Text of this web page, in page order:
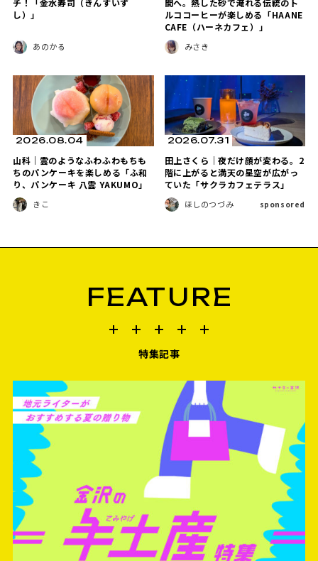
し）」
あのかる
ルココーヒーが楽しめる「HAANE
CAFE（ハーネカフェ）」
みさき
2026.08.04
山科｜雲のようなふわふわもちも
ちのパンケーキを楽しめる「ふ和
り、パンケーキ 八雲 YAKUMO」
きこ
2026.07.31
田上さくら｜夜だけ顔が変わる。2
階に上がると満天の星空が広がっ
ていた「サクラカフェテラス」
ほしのつづみ sponsored
FEATURE
特集記事